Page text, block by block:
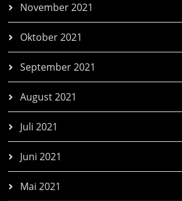
November 2021
Oktober 2021
September 2021
August 2021
Juli 2021
Juni 2021
Mai 2021